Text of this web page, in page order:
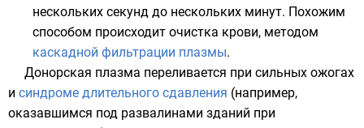
нескольких секунд до нескольких минут. Похожим
способом происходит очистка крови, методом
каскадной фильтрации плазмы.
Донорская плазма переливается при сильных ожогах
и синдроме длительного сдавления (например,
оказавшимся под развалинами зданий при